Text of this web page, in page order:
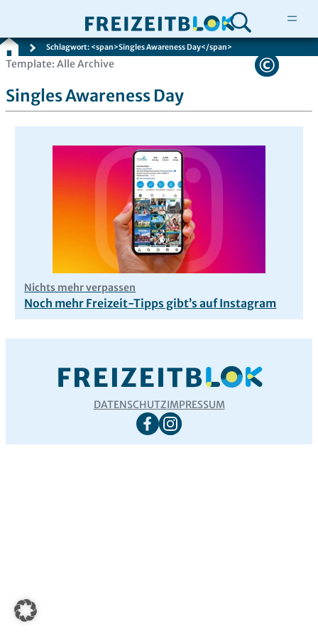
Zum
springen
Schlagwort: <span>Singles Awareness Day</span>
Template: Alle Archive
Singles Awareness Day
Nichts mehr verpassen
Noch mehr Freizeit-Tipps gibt’s auf Instagram
DATENSCHUTZIMPRESSUM